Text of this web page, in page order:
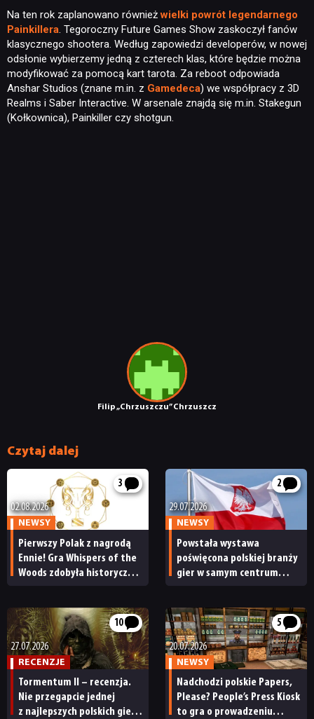
KULTURA
RETRO
Filip „Chrzuszczu” Chrzuszcz
Na ten rok zaplanowano równieżwielki powrót legendarnego
Painkillera . Tegoroczny Future Games Show zaskoczył fanów
klasycznego shootera. Według zapowiedzi developerów, w nowej
odsłonie wybierzemy jedną z czterech klas, które będzie można
modyfikować za pomocą kart tarota. Za reboot odpowiada
Anshar Studios (znane m.in. z Gamedeca) we współpracy z 3D
Realms i Saber Interactive. W arsenale znajdą się m.in. Stakegun
(Kołkownica), Painkiller czy shotgun.
Czytaj dalej
3
02.08.2026
NEWSY
Pierwszy Polak z nagrodą
Ennie! Gra Whispers of the
Woods zdobyła historyczne
2
29.07.2026
NEWSY
Powstała wystawa
poświęcona polskiej branży
gier w samym centrum
10
27.07.2026
RECENZJE
Tormentum II – recenzja.
Nie przegapcie jednej
z najlepszych polskich gier
5
20.07.2026
NEWSY
Nadchodzi polskie Papers,
Please? People’s Press Kiosk
to gra o prowadzeniu